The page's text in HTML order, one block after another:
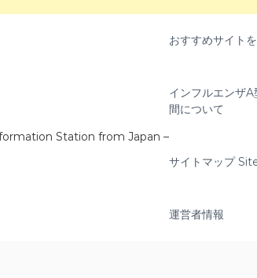
Station from Japan –
おすすめサイト
インフルエンザ
間について
サイトマップ
運営者情報